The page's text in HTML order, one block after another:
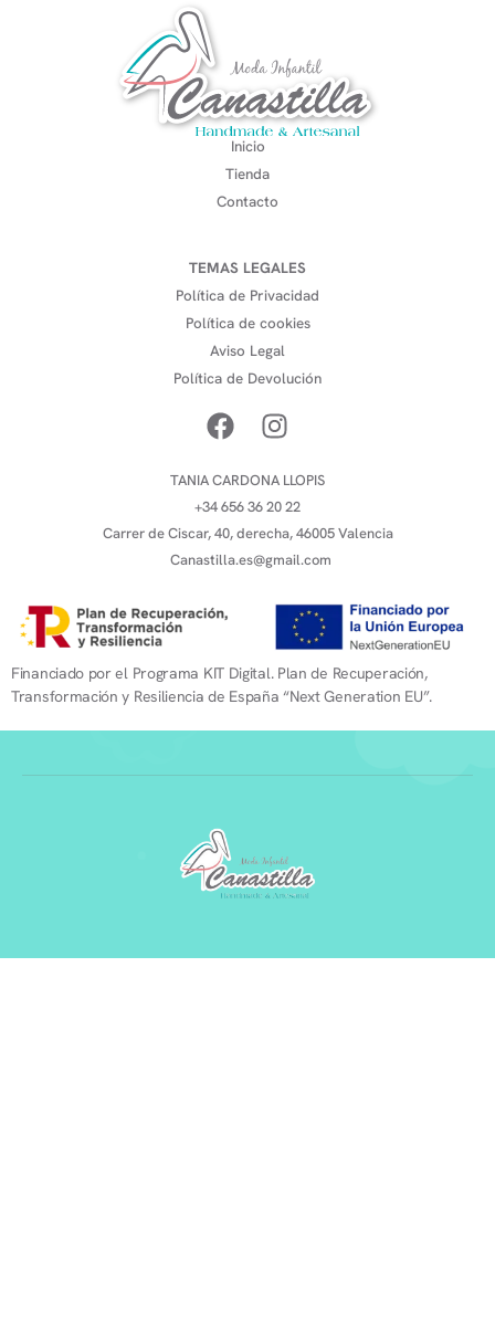
Inicio
Tienda
Contacto
TEMAS LEGALES
Política de Privacidad
Política de cookies
Aviso Legal
Política de Devolución
TANIA CARDONA LLOPIS
+34 656 36 20 22
Carrer de Ciscar, 40, derecha, 46005 Valencia
Canastilla.es@gmail.com
Financiado por el Programa KIT Digital. Plan de Recuperación,
Transformación y Resiliencia de España “Next Generation EU”.